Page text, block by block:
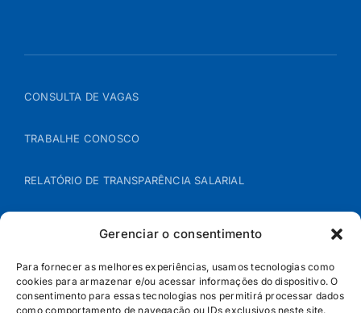
Gerenciar o consentimento
Para fornecer as melhores experiências, usamos tecnologias como
cookies para armazenar e/ou acessar informações do dispositivo. O
consentimento para essas tecnologias nos permitirá processar dados
como comportamento de navegação ou IDs exclusivos neste site.
CONSULTA DE VAGAS
TRABALHE CONOSCO
RELATÓRIO DE TRANSPARÊNCIA SALARIAL
POLÍTICA DE COOKIES
POLÍTICA DE PRIVACIDADE